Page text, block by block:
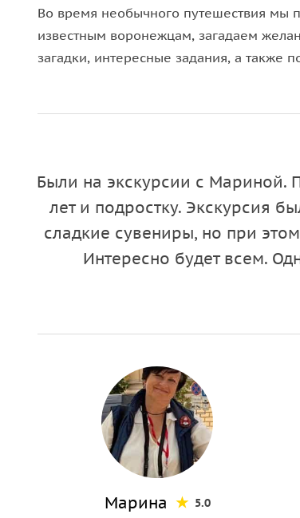
Во время необычного путешествия мы
известным воронежцам, загадаем
загадки, интересные задания, а также
Были на экскурсии с Мариной.
лет и подростку. Экскурсия
сладкие сувениры, но при
Интересно будет всем.
Марина 5.0